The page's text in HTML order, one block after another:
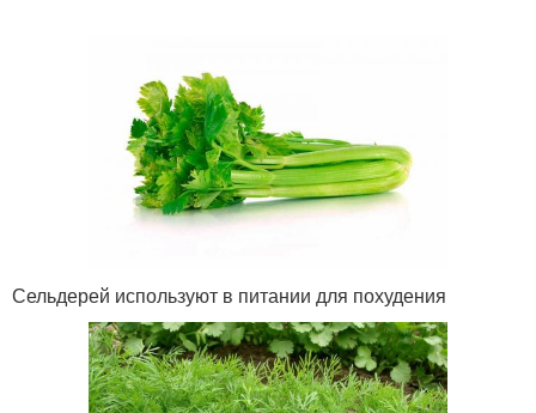
Сельдерей используют в питании для похудения